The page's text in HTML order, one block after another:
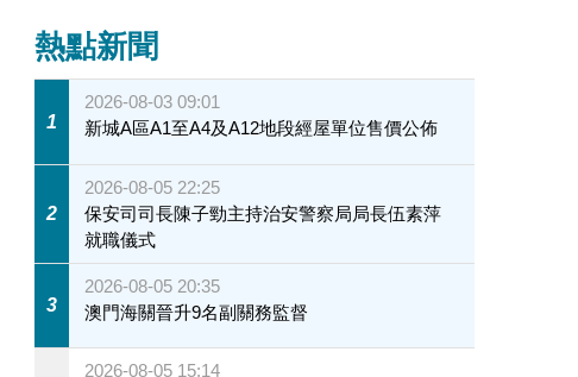
熱點新聞
1
2026-08-03 09:01
新城A區A1至A4及A12地段經屋單位售價公佈
2
2026-08-05 22:25
保安司司長陳子勁主持治安警察局局長伍素萍
就職儀式
3
2026-08-05 20:35
澳門海關晉升9名副關務監督
2026-08-05 15:14